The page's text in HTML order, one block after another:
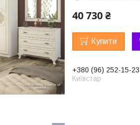
40 730 ₴
Купити
+380 (96) 252-15-23
Київстар